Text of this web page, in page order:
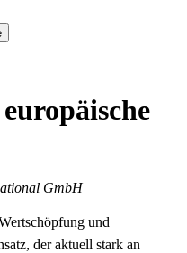
GmbH
und
der aktuell stark an